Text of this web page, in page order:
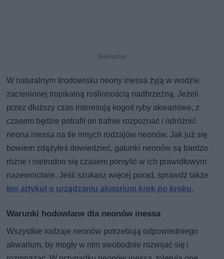
W naturalnym środowisku neony inessa żyją w wodzie
zacienionej tropikalną roślinnością nadbrzeżną. Jeżeli
przez dłuższy czas interesują kogoś ryby akwariowe, z
czasem będzie potrafił on trafnie rozpoznać i odróżnić
neona inessa na tle innych rodzajów neonów. Jak już się
bowiem zdążyłeś dowiedzieć, gatunki neonów są bardzo
różne i nietrudno się czasem pomylić w ich prawidłowym
nazewnictwie. Jeśli szukasz więcej porad, sprawdź także
ten artykuł o urządzaniu akwarium krok po kroku.
Warunki hodowlane dla neonów inessa
Wszystkie rodzaje neonów potrzebują odpowiedniego
akwarium, by mogły w nim swobodnie rozwijać się i